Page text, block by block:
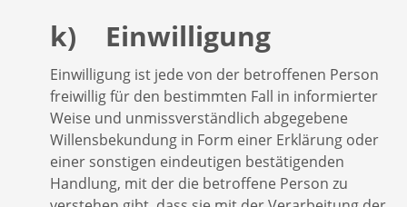
k) Einwilligung
Einwilligung ist jede von der betroffenen Person
freiwillig für den bestimmten Fall in informierter
Weise und unmissverständlich abgegebene
Willensbekundung in Form einer Erklärung oder
einer sonstigen eindeutigen bestätigenden
Handlung, mit der die betroffene Person zu